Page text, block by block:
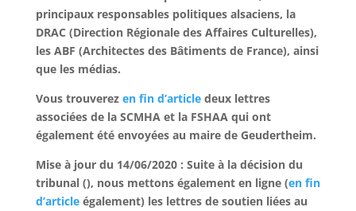
principaux responsables politiques alsaciens, la
DRAC (Direction Régionale des Affaires Culturelles),
les ABF (Architectes des Bâtiments de France), ainsi
que les médias.
Vous trouverez en fin d’articledeux lettres
associées de la SCMHA et la FSHAA qui ont
également été envoyées au maire de Geudertheim.
Mise à jour du 14/06/2020 : Suite à la décision du
tribunal (), nous mettons également en ligne (en fin
d’articleégalement) les lettres de soutien liées au